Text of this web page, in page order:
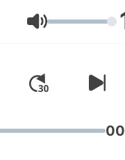
Paas
gesprekken
gasten. 📱
ook
Hangerő